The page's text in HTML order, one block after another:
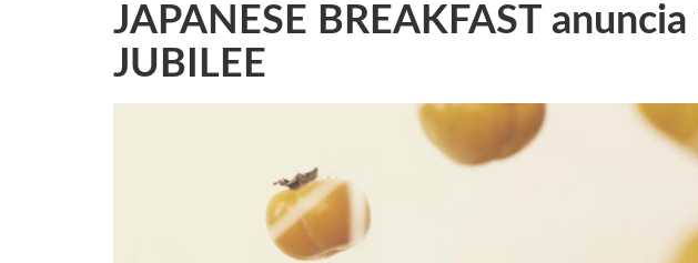
Entretenimiento
Eventos
Geek
JAPANESE BREAKFAST
JUBILEE